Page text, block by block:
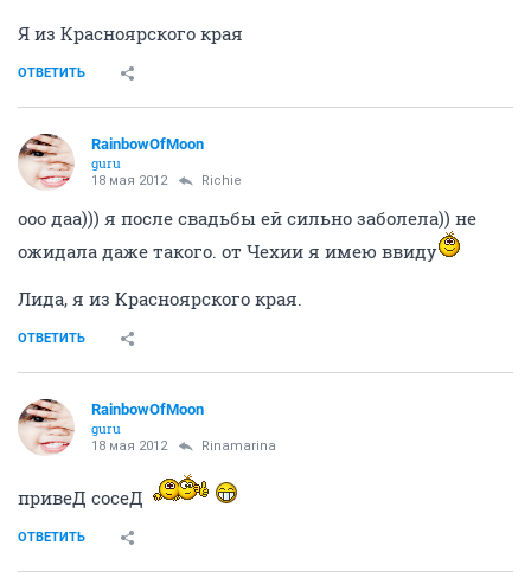
Я из Красноярского края
ОТВЕТИТЬ
RainbowOfMoon
guru
18 мая 2012 Richie
ооо даа))) я после свадьбы ей сильно заболела)) не
ожидала даже такого. от Чехии я имею ввиду
Лида, я из Красноярского края.
ОТВЕТИТЬ
RainbowOfMoon
guru
18 мая 2012 Rinamarina
привеД сосеД
ОТВЕТИТЬ